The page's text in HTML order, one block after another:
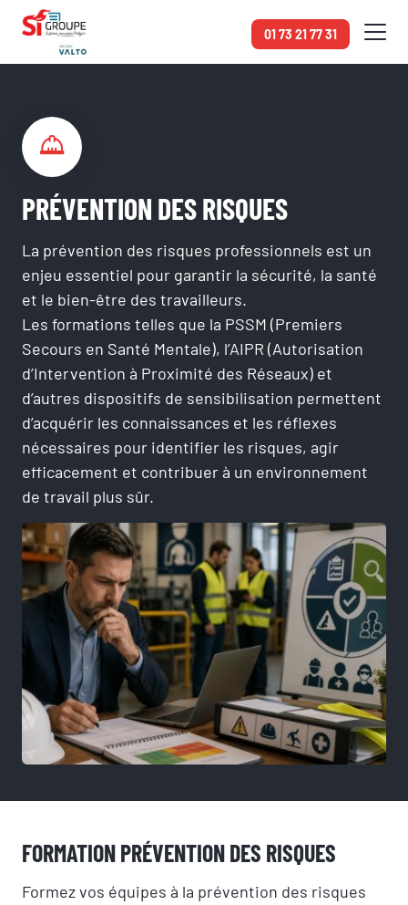
01 73 21 77 31
Accueil
Formations
PRÉVENTION DES RISQUES
La prévention des risques professionnels est un
enjeu essentiel pour garantir la sécurité, la santé
et le bien-être des travailleurs.
Les formations telles que la PSSM (Premiers
Secours en Santé Mentale), l’AIPR (Autorisation
d’Intervention à Proximité des Réseaux) et
d’autres dispositifs de sensibilisation permettent
d’acquérir les connaissances et les réflexes
nécessaires pour identifier les risques, agir
efficacement et contribuer à un environnement
de travail plus sûr.
FORMATION PRÉVENTION DES RISQUES
Formez vos équipes à la prévention des risques
Panneau de gestion des cookies